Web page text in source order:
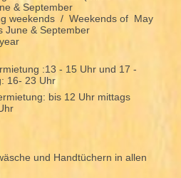
& September
weekends / Weekends of May
June & September
:13 - 15 Uhr und 17 -
16- 23 Uhr
bis 12 Uhr mittags
und Handtüchern in allen